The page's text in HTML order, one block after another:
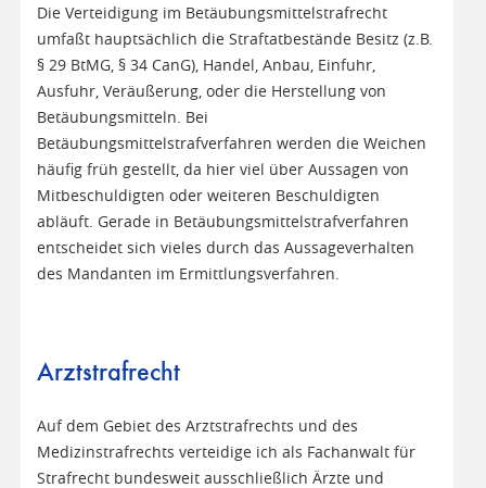
Die Verteidigung im Betäubungsmittelstrafrecht
umfaßt hauptsächlich die Straftatbestände Besitz (z.B.
§ 29 BtMG, § 34 CanG), Handel, Anbau, Einfuhr,
Ausfuhr, Veräußerung, oder die Herstellung von
Betäubungsmitteln. Bei
Betäubungsmittelstrafverfahren werden die Weichen
häufig früh gestellt, da hier viel über Aussagen von
Mitbeschuldigten oder weiteren Beschuldigten
abläuft. Gerade in Betäubungsmittelstrafverfahren
entscheidet sich vieles durch das Aussageverhalten
des Mandanten im Ermittlungsverfahren.
Arztstrafrecht
Auf dem Gebiet des Arztstrafrechts und des
Medizinstrafrechts verteidige ich als Fachanwalt für
Strafrecht bundesweit ausschließlich Ärzte und